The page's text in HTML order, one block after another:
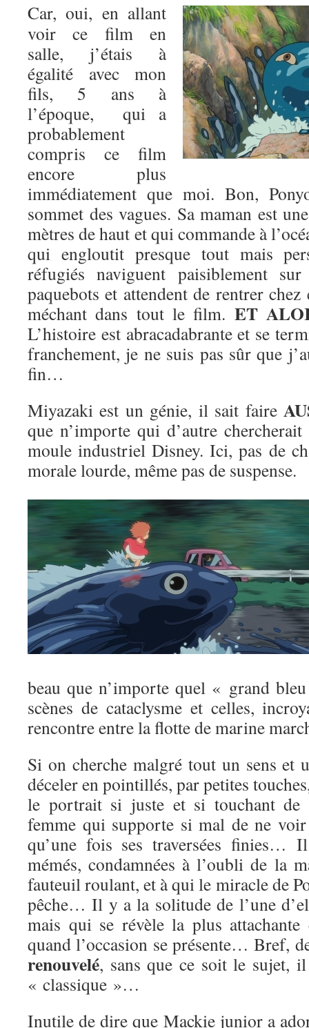
Car, oui, en allant
voir ce film en
salle, j’étais à
égalité avec mon
fils, 5 ans à
l’époque, qui a
probablement
compris ce film
encore plus
immédiatement que moi. Bon,
sommet des vagues. Sa maman est
mètres de haut et qui commande à
qui engloutit presque tout mais
réfugiés naviguent paisiblement
paquebots et attendent de rentrer
méchant dans tout le film. ET
L’histoire est abracadabrante et se
franchement, je ne suis pas sûr que
fin…
Miyazaki est un génie, il sait faire
que n’importe qui d’autre
moule industriel Disney. Ici, pas de
morale lourde, même pas de suspense.
beau que n’importe quel « grand
scènes de cataclysme et celles,
rencontre entre la flotte de marine
Si on cherche malgré tout un sens et
déceler en pointillés, par petites
le portrait si juste et si touchant de
femme qui supporte si mal de ne
qu’une fois ses traversées finies…
mémés, condamnées à l’oubli de la
fauteuil roulant, et à qui le miracle de
pêche… Il y a la solitude de l’une
mais qui se révèle la plus attachante
quand l’occasion se présente… Bref,
renouvelé, sans que ce soit le sujet,
« classique »…
Inutile de dire que Mackie junior a